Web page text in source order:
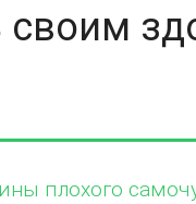
своим
плохого